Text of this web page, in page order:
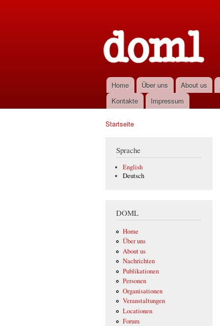
Hauptmenü
Home Über uns About us
Kontakte
Impressum
Startseite
Sprache
English
Deutsch
DOML
Home
Über uns
About us
Nachrichten
Publikationen
Personen
Organisationen
Veranstaltungen
Locationen
Forum